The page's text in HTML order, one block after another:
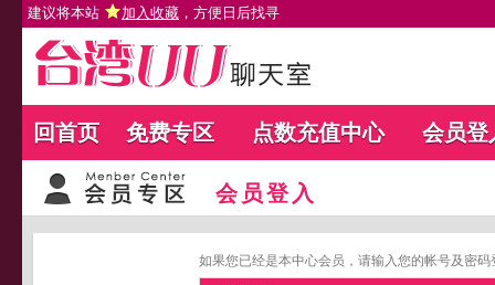
建议将本站 加入收藏 ，方便日后找寻
回首页 免费专区 点数充值中心 会员登
会员登入
如果您已经是本中心会员，请输入您的帐号及密